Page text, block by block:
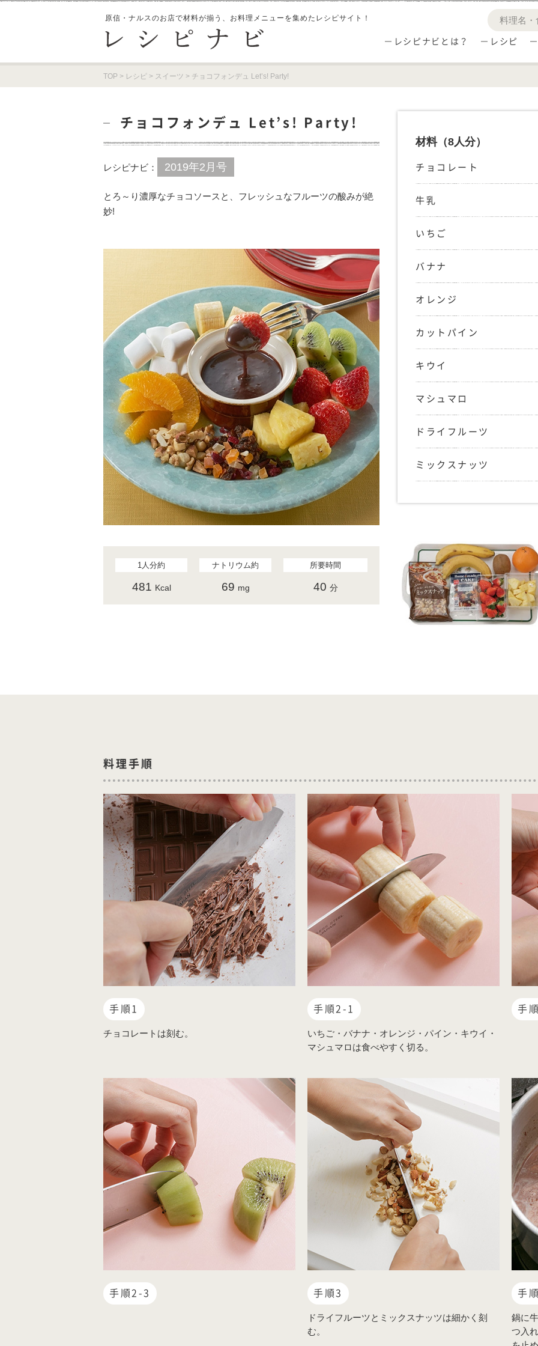
原信・ナルスのお店で材料が揃う、 お料理メニューを集めたレシピサイト！
レシピナビとは？ レシピ
TOP > レシピ > スイーツ > チョコフォンデュ Let’s! Party!
チョコフォンデュ Let’s! Party!
レシピナビ： 2019年2月号
とろ～り濃厚なチョコソースと、フレッシュなフルーツの酸みが絶
妙!
1人分約
481 Kcal
ナトリウム約
69 mg
所要時間
40 分
材料（8人分）
チョコレート
牛乳
いちご
バナナ
オレンジ
カットパイン
キウイ
マシュマロ
ドライフルーツ
ミックスナッツ
料理手順
手順1
チョコレートは刻む。
手順2-1
いちご・バナナ・オレンジ・パイン・キウイ・
マシュマロは食べやすく切る。
手
手順2-3 手順3
ドライフルーツとミックスナッツは細かく刻
む。
手
鍋に
つ入